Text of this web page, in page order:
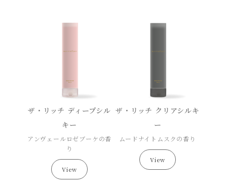
ザ・リッチ ディープシル
キー
アンヴェールロゼブーケの香
り
View
ザ・リッチ クリアシルキ
ー
ムードナイトムスクの香り
View